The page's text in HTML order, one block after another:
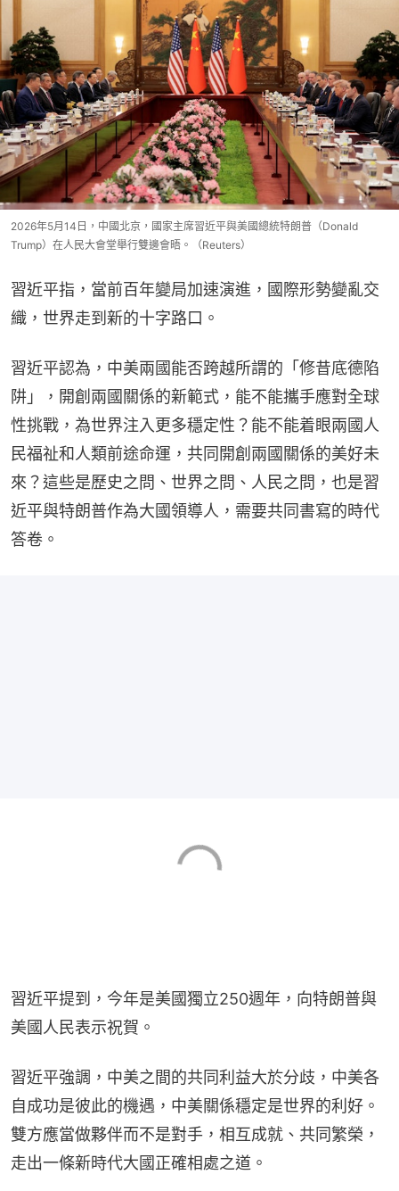
2026年5月14日，中國北京，國家主席習近平與美國總統特朗普（Donald
Trump）在人民大會堂舉行雙邊會晤。（Reuters）
習近平指，當前百年變局加速演進，國際形勢變亂交
織，世界走到新的十字路口。
習近平認為，中美兩國能否跨越所謂的「修昔底德陷
阱」，開創兩國關係的新範式，能不能攜手應對全球
性挑戰，為世界注入更多穩定性？能不能着眼兩國人
民福祉和人類前途命運，共同開創兩國關係的美好未
來？這些是歷史之問、世界之問、人民之問，也是習
近平與特朗普作為大國領導人，需要共同書寫的時代
答卷。
習近平提到，今年是美國獨立250週年，向特朗普與
美國人民表示祝賀。
習近平強調，中美之間的共同利益大於分歧，中美各
自成功是彼此的機遇，中美關係穩定是世界的利好。
雙方應當做夥伴而不是對手，相互成就、共同繁榮，
走出一條新時代大國正確相處之道。